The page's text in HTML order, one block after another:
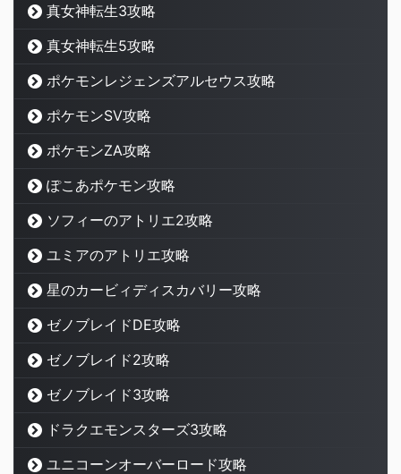
真女神転生3攻略
真女神転生5攻略
ポケモンレジェンズアルセウス攻略
ポケモンSV攻略
ポケモンZA攻略
ぽこあポケモン攻略
ソフィーのアトリエ2攻略
ユミアのアトリエ攻略
星のカービィディスカバリー攻略
ゼノブレイドDE攻略
ゼノブレイド2攻略
ゼノブレイド3攻略
ドラクエモンスターズ3攻略
ユニコーンオーバーロード攻略